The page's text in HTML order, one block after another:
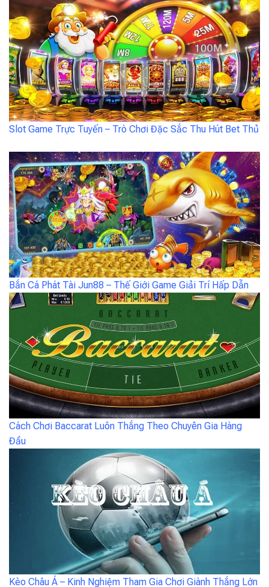
Slot Game Trực Tuyến – Trò Chơi Đặc Sắc Thu Hút Bet Thủ
Bắn Cá Phát Tài Jun88 – Thế Giới Game Giải Trí Hấp Dẫn
Cách Chơi Baccarat Luôn Thắng Theo Chuyên Gia Hàng
Đầu
Kèo Châu Á – Kinh Nghiệm Tham Gia Chơi Giành Thắng Lớn